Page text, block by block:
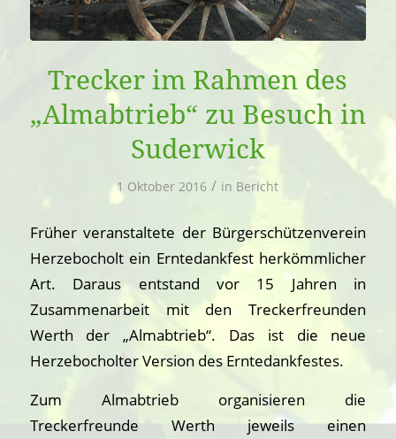
Trecker im Rahmen des
„Almabtrieb“ zu Besuch in
Suderwick
1 Oktober 2016 / in Bericht
Früher veranstaltete der Bürgerschützenverein
Herzebocholt ein Erntedankfest herkömmlicher
Art. Daraus entstand vor 15 Jahren in
Zusammenarbeit mit den Treckerfreunden
Werth der „Almabtrieb“. Das ist die neue
Herzebocholter Version des Erntedankfestes.
Zum Almabtrieb organisieren die
Treckerfreunde Werth jeweils einen